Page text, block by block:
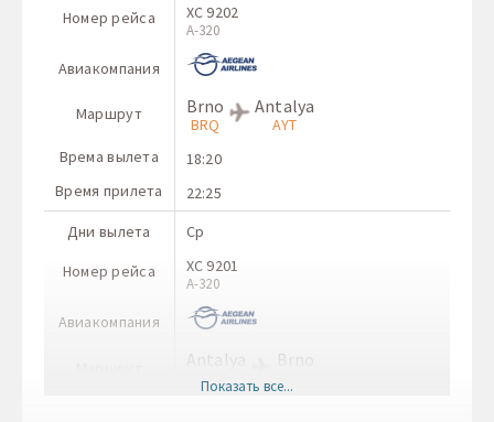
Номер рейса
Авиакомпания
Маршрут
Врема вылета
Время прилета
XC 9202
A-320
Brno
BRQ
Antalya
AYT
18:20
22:25
Дни вылета
Номер рейса
Авиакомпания
Ср
XC 9201
A-320
Antalya
AYT
Brno
Показать все...